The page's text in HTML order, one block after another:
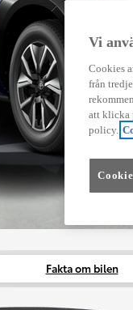
Fakta om bilen
Vi
Cookies
från
att klicka
policy.